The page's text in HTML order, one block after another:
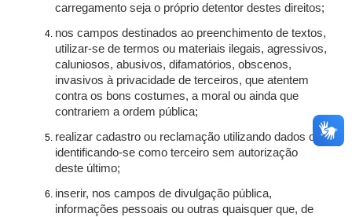
carregamento seja o próprio detentor destes direitos;
nos campos destinados ao preenchimento de textos,
utilizar-se de termos ou materiais ilegais, agressivos,
caluniosos, abusivos, difamatórios, obscenos,
invasivos à privacidade de terceiros, que atentem
contra os bons costumes, a moral ou ainda que
contrariem a ordem pública;
realizar cadastro ou reclamação utilizando dados ou
identificando-se como terceiro sem autorização
deste último;
inserir, nos campos de divulgação pública,
informações pessoais ou outras quaisquer que, de